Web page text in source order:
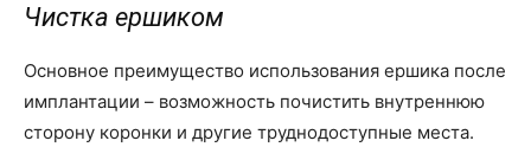
Чистка ершиком
Основное преимущество использования ершика после
имплантации – возможность почистить внутреннюю
сторону коронки и другие труднодоступные места.